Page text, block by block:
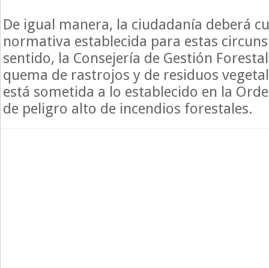
De igual manera, la ciudadanía deberá
normativa establecida para estas
sentido, la Consejería de Gestión
quema de rastrojos y de residuos
está sometida a lo establecido en la
de peligro alto de incendios forestales.